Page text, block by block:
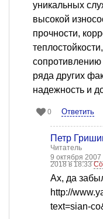
уникальных
высокой
прочности,
ряда других
надежность и
0 Ответить
Петр
Читатель
9 октября 2007
2018 в 18:33
Ах, да
http://
text=sian-